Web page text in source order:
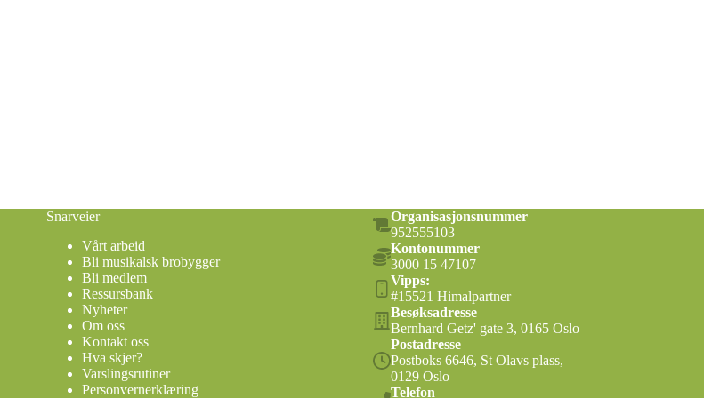
Snarveier
Vårt arbeid
Bli musikalsk brobygger
Bli medlem
Ressursbank
Nyheter
Om oss
Kontakt oss
Hva skjer?
Varslingsrutiner
Personvernerklæring
Organisasjonsnummer
952555103
Kontonummer
3000 15 47107
Vipps:
#15521 Himalpartner
Besøksadresse
Bernhard Getz' gate 3, 0165 Oslo
Postadresse
Postboks 6646, St Olavs plass,
0129 Oslo
Telefon